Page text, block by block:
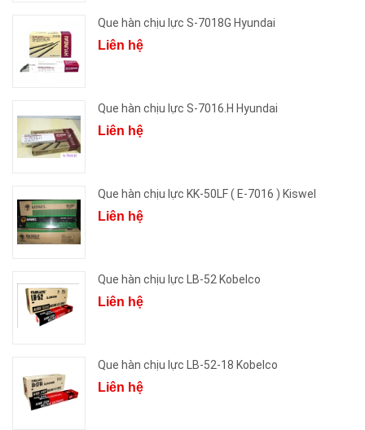
Que hàn chịu lực S-7018G Hyundai
Liên hệ
Que hàn chịu lực S-7016.H Hyundai
Liên hệ
Que hàn chịu lực KK-50LF ( E-7016 ) Kiswel
Liên hệ
Que hàn chịu lực LB-52 Kobelco
Liên hệ
Que hàn chịu lực LB-52-18 Kobelco
Liên hệ